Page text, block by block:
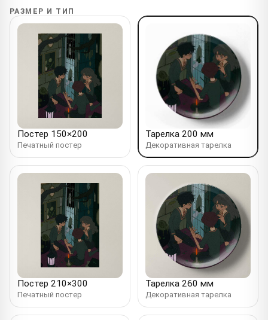
РАЗМЕР И ТИП
Постер 150×200
Печатный постер
Тарелка 200 мм
Декоративная тарелка
Постер 210×300
Печатный постер
Тарелка 260 мм
Декоративная тарелка